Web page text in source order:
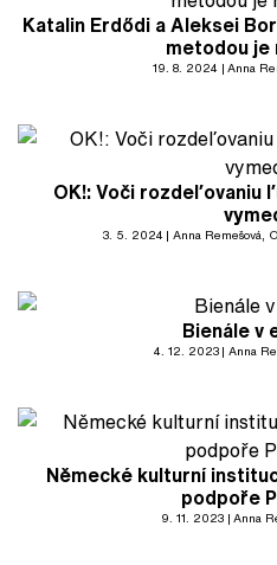
Katalin Erdődi a Aleksei
metodou je
19. 8. 2024 Anna
OK!: Voči rozdeľovaniu
3. 5. 2024 Anna Remešová,
Bienále v
4. 12. 2023 Anna
Německé kulturní
podpoře
9. 11. 2023 Anna